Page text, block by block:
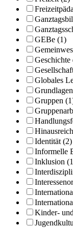
GEBe (1)
Geschichte
Globales
Gruppen
Identität (2)
Informelle
Inklusion
Kinder-